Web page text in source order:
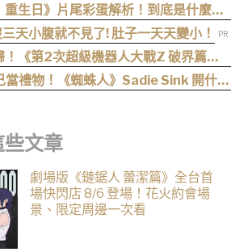
生日》片尾彩蛋解析！到底是什麼意
推測這個可能性最高
天小腹就不見了! 肚子一天天變小！
！《第2次超級機器人大戰Z 破界篇
定製作，帶你回顧 SRWZ 系列
當禮物！《蜘蛛人》Sadie Sink 開什麼
文章
劇場版《鏈鋸人 蕾潔篇》全台首
場快閃店 8/6 登場！花火約會場
景、限定周邊一次看